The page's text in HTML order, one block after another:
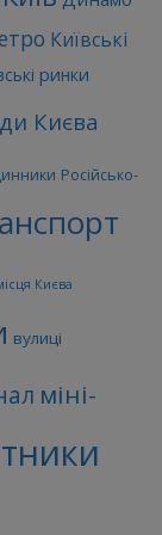
Київські
ринки
Києва
Російсько-
Києва
вулиці
міні-